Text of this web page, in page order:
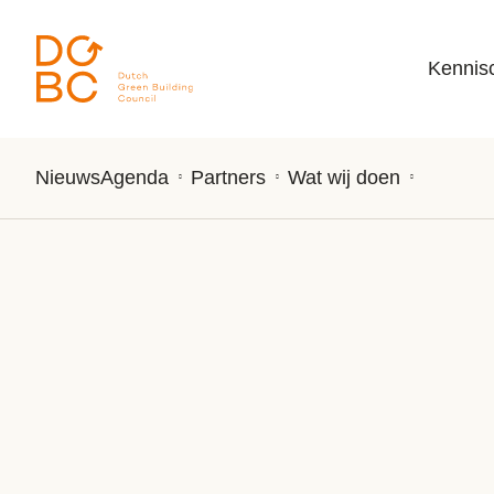
NieuwsAgenda Partners Wat wij doen